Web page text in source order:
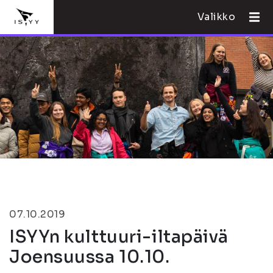
Valikko
07.10.2019
ISYYn kulttuuri-iltapäivä
Joensuussa 10.10.